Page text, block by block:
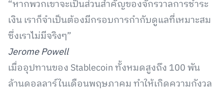
“หากพวกเขาจะเป็นส่วนสำคัญของจักรวาลการชำระ
เงิน เราก็จำเป็นต้องมีกรอบการกำกับดูแลที่เหมาะสม
ซึ่งเราไม่มีจริงๆ”
Jerome Powell
เมื่ออุปทานของ Stablecoin ทั้งหมดสูงถึง 100 พัน
ล้านดอลลาร์ในเดือนพฤษภาคม ทำให้เกิดความกังวล